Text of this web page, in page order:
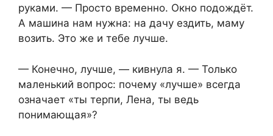
руками. — Просто временно. Окно подождёт.
А машина нам нужна: на дачу ездить, маму
возить. Это же и тебе лучше.
— Конечно, лучше, — кивнула я. — Только
маленький вопрос: почему «лучше» всегда
означает «ты терпи, Лена, ты ведь
понимающая»?